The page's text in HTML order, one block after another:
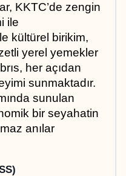
KKTC’de zengin
ile
kültürel birikim,
yerel yemekler
her açıdan
sunmaktadır.
sunulan
bir seyahatin
anılar